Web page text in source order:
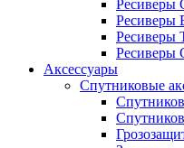
Ресиверы
Ресиверы
Ресиверы
Ресиверы
Аксессуары
Спутниковые